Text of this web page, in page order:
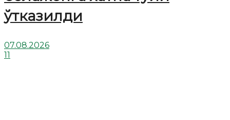
ўтказилди
07.08.2026
11